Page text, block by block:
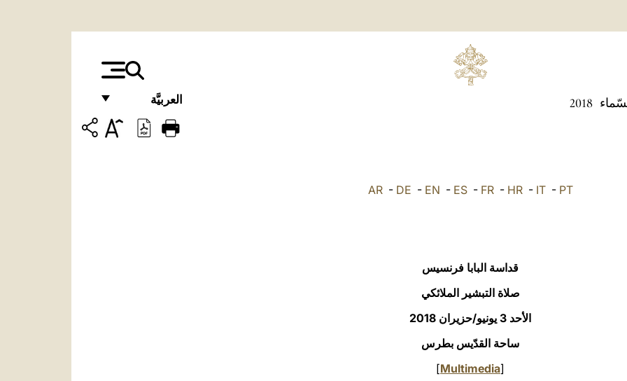
العربيَّة
FRANÇAIS
2018
AR- DE - EN - ES- FR- HR- IT- PT
قداسة البابا فرنسيس
صلاة التبشير الملائكي
الأحد 3 يونيو/حزيران 2018
ساحة القدّيس بطرس
[
Multimedia
]